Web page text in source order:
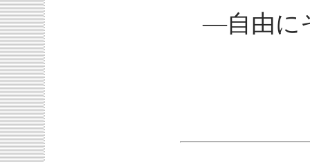
—自由に